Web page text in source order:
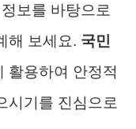
보를 바탕으로
해 보세요. 국민
활용하여 안정적
시기를 진심으로